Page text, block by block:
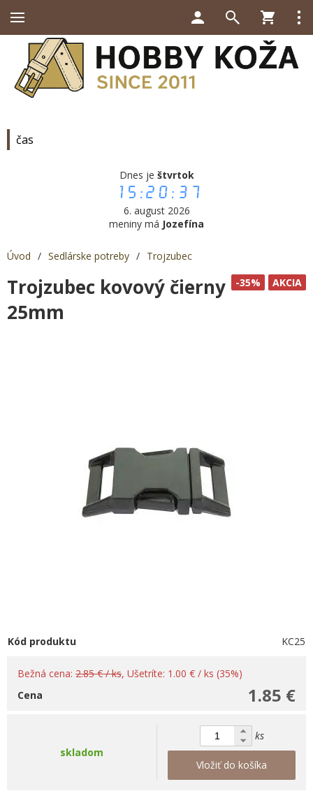
čas
Dnes je štvrtok
15:20:37
6. august 2026
meniny má Jozefína
Úvod / Sedlárske potreby / Trojzubec
AKCIA
-35%
Trojzubec kovový čierny
25mm
Kód produktu KC25
Bežná cena: 2.85 € / ks, Ušetríte: 1.00 € / ks (35%)
1.85 €
Cena
skladom
ks
Vložiť do košíka